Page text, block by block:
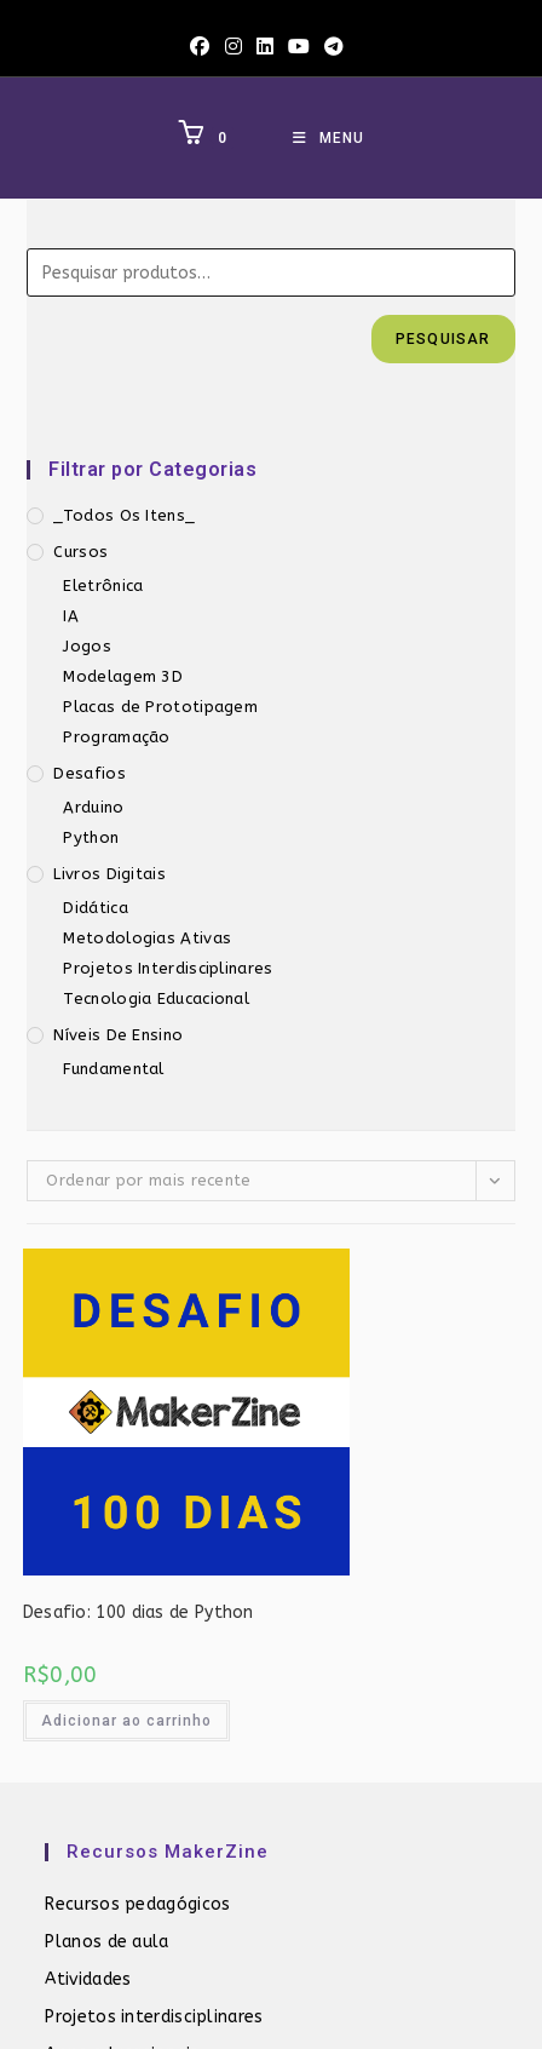
0 MENU
PESQUISAR
Filtrar por Categorias
_Todos Os Itens_
Cursos
Eletrônica
IA
Jogos
Modelagem 3D
Placas de Prototipagem
Programação
Desafios
Arduino
Python
Livros Digitais
Didática
Metodologias Ativas
Projetos Interdisciplinares
Tecnologia Educacional
Níveis De Ensino
Fundamental
Ordenar por mais recente
Desafio: 100 dias de Python
R$0,00
Adicionar ao carrinho
Recursos MakerZine
Recursos pedagógicos
Planos de aula
Atividades
Projetos interdisciplinares